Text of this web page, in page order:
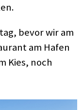
bevor wir am
am Hafen
Kies, noch